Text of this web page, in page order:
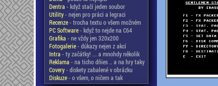
Dentra - když stačí jeden soubor
Utility- nejen pro práci a legraci
Recenze- trocha textu o všem možném
PC Software- když to nejde na C64
Grafika - ne vždy jen 320x200
Fotogalerie- důkazy nejen z akcí
Intra - ty začátky! ... a mnohdy několik
Reklama - na ticho dňies .. a na hry taky
Covery- diskety zabalené v obrázku
Diskuze- o všem, o ničem a tak